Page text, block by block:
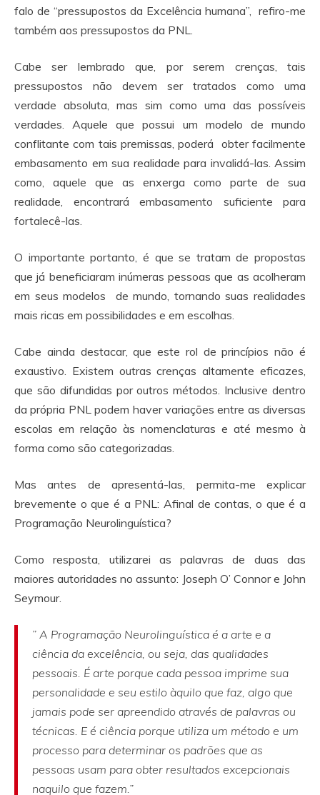
falo de “pressupostos da Excelência humana”, refiro-me
também aos pressupostos da PNL.
Cabe ser lembrado que, por serem crenças, tais
pressupostos não devem ser tratados como uma
verdade absoluta, mas sim como uma das possíveis
verdades. Aquele que possui um modelo de mundo
conflitante com tais premissas, poderá obter facilmente
embasamento em sua realidade para invalidá-las. Assim
como, aquele que as enxerga como parte de sua
realidade, encontrará embasamento suficiente para
fortalecê-las.
O importante portanto, é que se tratam de propostas
que já beneficiaram inúmeras pessoas que as acolheram
em seus modelos de mundo, tornando suas realidades
mais ricas em possibilidades e em escolhas.
Cabe ainda destacar, que este rol de princípios não é
exaustivo. Existem outras crenças altamente eficazes,
que são difundidas por outros métodos. Inclusive dentro
da própria PNL podem haver variações entre as diversas
escolas em relação às nomenclaturas e até mesmo à
forma como são categorizadas.
Mas antes de apresentá-las, permita-me explicar
brevemente o que é a PNL: Afinal de contas, o que é a
Programação Neurolinguística?
Como resposta, utilizarei as palavras de duas das
maiores autoridades no assunto: Joseph O’ Connor e John
Seymour.
” A Programação Neurolinguística é a arte e a
ciência da excelência, ou seja, das qualidades
pessoais. É arte porque cada pessoa imprime sua
personalidade e seu estilo àquilo que faz, algo que
jamais pode ser apreendido através de palavras ou
técnicas. E é ciência porque utiliza um método e um
processo para determinar os padrões que as
pessoas usam para obter resultados excepcionais
naquilo que fazem.”